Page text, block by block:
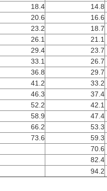
14.8
18.4
16.6
20.6
18.7
23.2
21.1
26.1
23.7
29.4
26.7
33.1
29.7
36.8
33.2
41.2
37.4
46.3
42.1
52.2
47.4
58.9
53.3
66.2
59.3
73.6
70.6
82.4
94.2